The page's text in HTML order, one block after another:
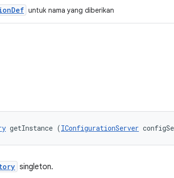
untuk nama yang diberikan
getInstance (IConfigurationServer
singleton.